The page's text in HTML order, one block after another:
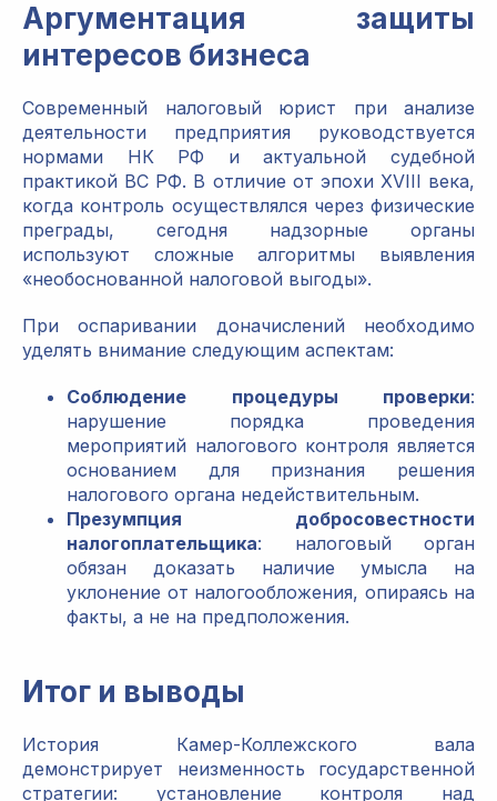
Аргументация защиты
интересов бизнеса
Современный налоговый юрист при анализе
деятельности предприятия руководствуется
нормами НК РФ и актуальной судебной
практикой ВС РФ. В отличие от эпохи XVIII века,
когда контроль осуществлялся через физические
преграды, сегодня надзорные органы
используют сложные алгоритмы выявления
«необоснованной налоговой выгоды».
При оспаривании доначислений необходимо
уделять внимание следующим аспектам:
Соблюдение процедуры проверки:
нарушение порядка проведения
мероприятий налогового контроля является
основанием для признания решения
налогового органа недействительным.
Презумпция добросовестности
налогоплательщика: налоговый орган
обязан доказать наличие умысла на
уклонение от налогообложения, опираясь на
факты, а не на предположения.
Итог и выводы
История Камер-Коллежского вала
демонстрирует неизменность государственной
стратегии: установление контроля над